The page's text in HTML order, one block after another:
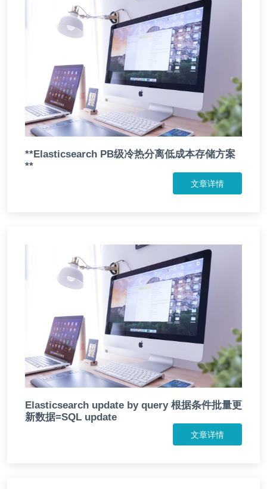
**Elasticsearch PB级冷热分离低成本存储方案
**
文章详情
Elasticsearch update by query 根据条件批量更
新数据=SQL update
文章详情